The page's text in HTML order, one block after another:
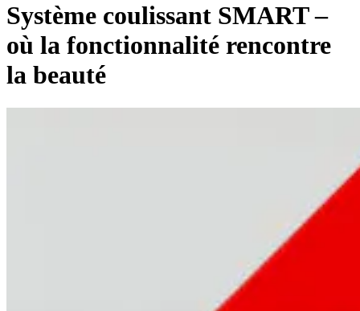
Système coulissant SMART –
où la fonctionnalité rencontre
la beauté